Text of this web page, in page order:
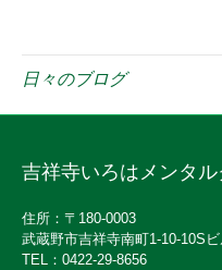
日々のブログ
吉祥寺いろはメンタル
住所：〒180-0003
武蔵野市吉祥寺南町1-10-10S
TEL：0422-29-8656